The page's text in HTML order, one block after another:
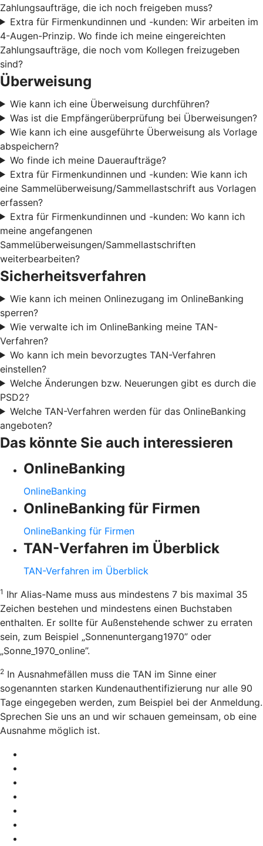
Zahlungsaufträge, die ich noch freigeben muss?
Extra für Firmenkundinnen und -kunden: Wir arbeiten im
4-Augen-Prinzip. Wo finde ich meine eingereichten
Zahlungsaufträge, die noch vom Kollegen freizugeben
sind?
Überweisung
Wie kann ich eine Überweisung durchführen?
Was ist die Empfängerüberprüfung bei Überweisungen?
Wie kann ich eine ausgeführte Überweisung als Vorlage
abspeichern?
Wo finde ich meine Daueraufträge?
Extra für Firmenkundinnen und -kunden: Wie kann ich
eine Sammelüberweisung/Sammellastschrift aus Vorlagen
erfassen?
Extra für Firmenkundinnen und -kunden: Wo kann ich
meine angefangenen
Sammelüberweisungen/Sammellastschriften
weiterbearbeiten?
Sicherheitsverfahren
Wie kann ich meinen Onlinezugang im OnlineBanking
sperren?
Wie verwalte ich im OnlineBanking meine TAN-
Verfahren?
Wo kann ich mein bevorzugtes TAN-Verfahren
einstellen?
Welche Änderungen bzw. Neuerungen gibt es durch die
PSD2?
Welche TAN-Verfahren werden für das OnlineBanking
angeboten?
Das könnte Sie auch interessieren
OnlineBanking
OnlineBanking
OnlineBanking für Firmen
OnlineBanking für Firmen
TAN-Verfahren im Überblick
TAN-Verfahren im Überblick
1 Ihr Alias-Name muss aus mindestens 7 bis maximal 35
Zeichen bestehen und mindestens einen Buchstaben
enthalten. Er sollte für Außenstehende schwer zu erraten
sein, zum Beispiel „Sonnenuntergang1970” oder
„Sonne_1970_online”.
2 In Ausnahmefällen muss die TAN im Sinne einer
sogenannten starken Kundenauthentifizierung nur alle 90
Tage eingegeben werden, zum Beispiel bei der Anmeldung.
Sprechen Sie uns an und wir schauen gemeinsam, ob eine
Ausnahme möglich ist.